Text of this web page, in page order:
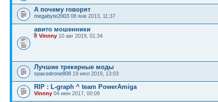
А почему говорят
megabyte2003 08 янв 2013, 11:37
авито мошенники
Vinnny 10 авг 2019, 01:34
Лучшие трекерные моды
spacedrone808 19 июл 2019, 13:03
RIP : L-graph ^ team PowerAmiga
Vinnny 04 июн 2017, 00:09